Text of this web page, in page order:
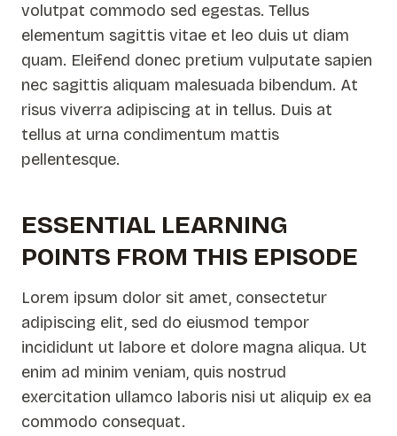
volutpat commodo sed egestas. Tellus
elementum sagittis vitae et leo duis ut diam
quam. Eleifend donec pretium vulputate sapien
nec sagittis aliquam malesuada bibendum. At
risus viverra adipiscing at in tellus. Duis at
tellus at urna condimentum mattis
pellentesque.
ESSENTIAL LEARNING
POINTS FROM THIS EPISODE
Lorem ipsum dolor sit amet, consectetur
adipiscing elit, sed do eiusmod tempor
incididunt ut labore et dolore magna aliqua. Ut
enim ad minim veniam, quis nostrud
exercitation ullamco laboris nisi ut aliquip ex ea
commodo consequat.